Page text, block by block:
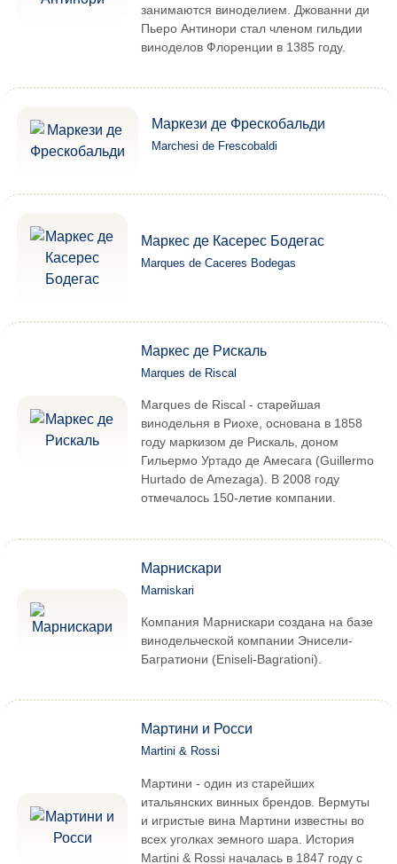
занимаются виноделием. Джованни ди
Пьеро Антинори стал членом гильдии
виноделов Флоренции в 1385 году.
Маркези де Фрескобальди
Marchesi de Frescobaldi
Маркес де Касерес Бодегас
Marques de Caceres Bodegas
Маркес де Рискаль
Marques de Riscal
Marques de Riscal - старейшая
винодельня в Риохе, основана в 1858
году маркизом де Рискаль, доном
Гильермо Уртадо де Амесага (Guillermo
Hurtado de Amezaga). В 2008 году
отмечалось 150-летие компании.
Марнискари
Marniskari
Компания Марнискари создана на базе
винодельческой компании Энисели-
Багратиони (Eniseli-Bagrationi).
Мартини и Росси
Martini & Rossi
Мартини - один из старейших
итальянских винных брендов. Вермуты
и игристые вина Мартини известны во
всех уголках земного шара. История
Martini & Rossi началась в 1847 году с